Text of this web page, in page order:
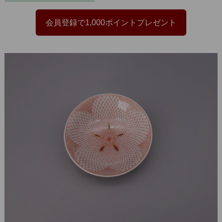
会員登録で1,000ポイントプレゼント